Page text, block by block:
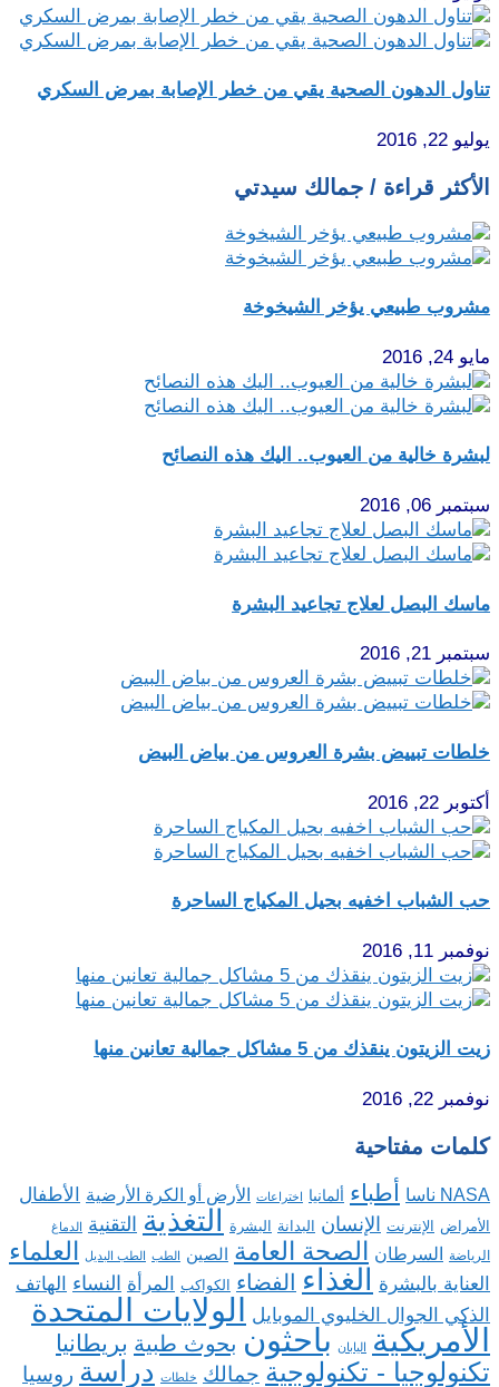
تناول الدهون الصحية يقي من خطر الإصابة بمرض السكري
يوليو 22, 2016
الأكثر قراءة / جمالك سيدتي
مشروب طبيعي يؤخر الشيخوخة
مايو 24, 2016
لبشرة خالية من العيوب.. اليك هذه النصائح
سبتمبر 06, 2016
ماسك البصل لعلاج تجاعيد البشرة
سبتمبر 21, 2016
خلطات تبييض بشرة العروس من بياض البيض
أكتوبر 22, 2016
حب الشباب اخفيه بحيل المكياج الساحرة
نوفمبر 11, 2016
زيت الزيتون ينقذك من 5 مشاكل جمالية تعانين منها
نوفمبر 22, 2016
كلمات مفتاحية
NASA ناسا أطباء ألمانيا اختراعات الأرض أو الكرة الأرضية الأطفال
الأمراض الإنترنت الإنسان البدانة البشرة التغذية التقنية الدماغ
الرياضة السرطان الصحة العامة الصين الطب الطب البديل العلماء
العناية بالبشرة الغذاء الفضاء الكواكب المرأة النساء
الهاتف
الذكي الجوال الخليوي الموبايل
الولايات المتحدة
الأمريكية
اليابان باحثون بحوث طبية بريطانيا
تكنولوجيا - تكنولوجية جمالك خلطات دراسة روسيا